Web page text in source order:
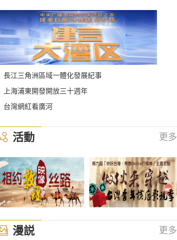
長江三角洲區域一體化發展紀事
上海浦東開發開放三十週年
台灣網紅看廣河
活動 更多
漫説 更多